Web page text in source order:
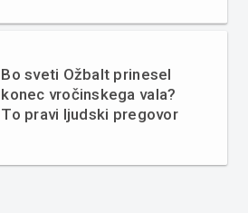
Bo sveti Ožbalt prinesel
konec vročinskega vala?
To pravi ljudski pregovor